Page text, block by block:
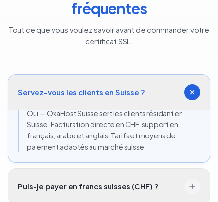
fréquentes
Tout ce que vous voulez savoir avant de commander votre
certificat SSL.
Servez-vous les clients en Suisse ?
Oui — OxaHost Suisse sert les clients résidant en
Suisse. Facturation directe en CHF, support en
français, arabe et anglais. Tarifs et moyens de
paiement adaptés au marché suisse.
Puis-je payer en francs suisses (CHF) ?